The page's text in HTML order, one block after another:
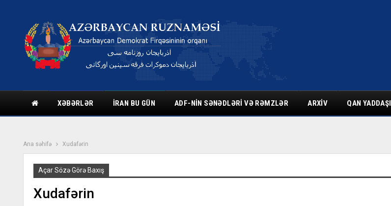
XƏBƏRLƏR İRAN BU GÜN ADF-NIN SƏNƏDLƏRI VƏ RƏMZLƏR ARXIV QAN YADDAŞI
Ana səhifə Xudafərin
Açar Sözə Görə Baxış
Xudafərin